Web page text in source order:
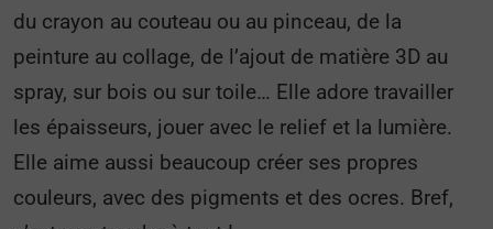
du crayon au couteau ou au pinceau, de la
peinture au collage, de l’ajout de matière 3D au
spray, sur bois ou sur toile… Elle adore travailler
les épaisseurs, jouer avec le relief et la lumière.
Elle aime aussi beaucoup créer ses propres
couleurs, avec des pigments et des ocres. Bref,